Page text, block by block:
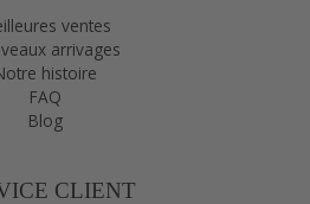
ventes
arrivages
histoire
FAQ
Blog
CLIENT